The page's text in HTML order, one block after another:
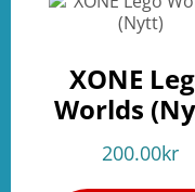
XONE
Worlds
200.00kr